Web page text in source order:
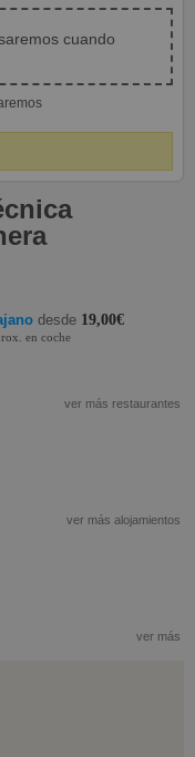
cuando
desde 19,00€
en coche
ver más restaurantes
ver más alojamientos
ver más